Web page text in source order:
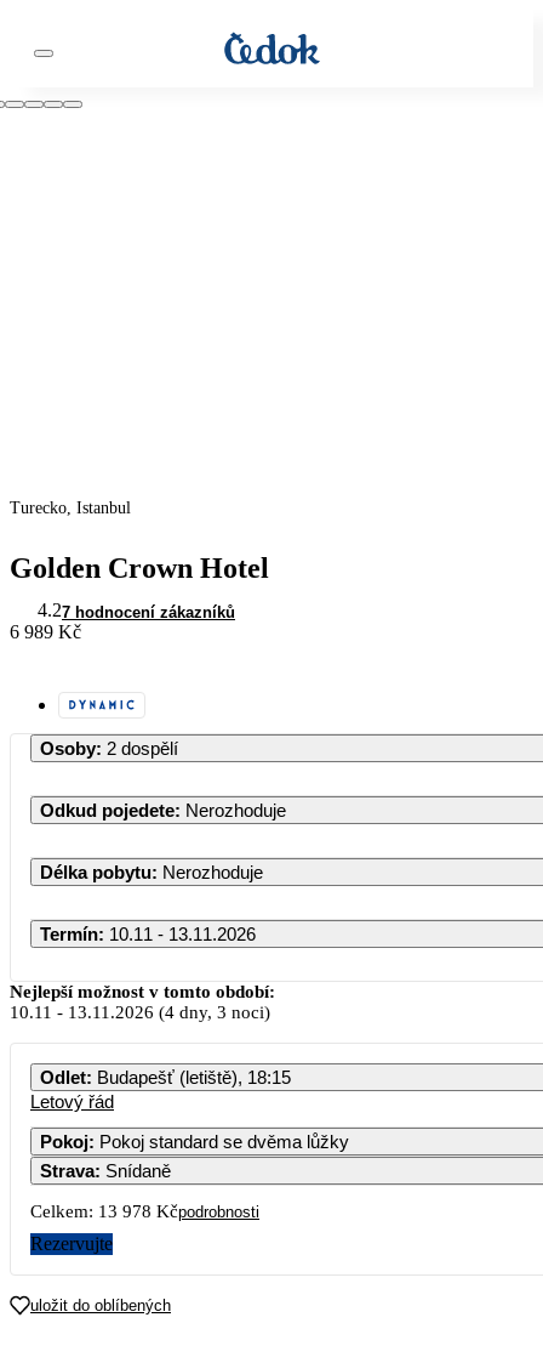
Turecko, Istanbul
Golden Crown Hotel
4.27 hodnocení zákazníků
6 989 Kč
Osoby: 2 dospělí
Odkud pojedete: Nerozhoduje
Délka pobytu: Nerozhoduje
Termín: 10.11 - 13.11.2026
Listopad 2026
PO ÚT ST ČT PÁ
Nejlepší možnost v tomto období:
10.11 - 13.11.2026 (4 dny, 3 noci)
Odlet: Budapešť (letiště), 18:15
Letový řád
Pokoj: Pokoj standard se dvěma lůžky
Strava: Snídaně
Celkem: 13 978 Kčpodrobnosti
Rezervujte
uložit do oblíbených